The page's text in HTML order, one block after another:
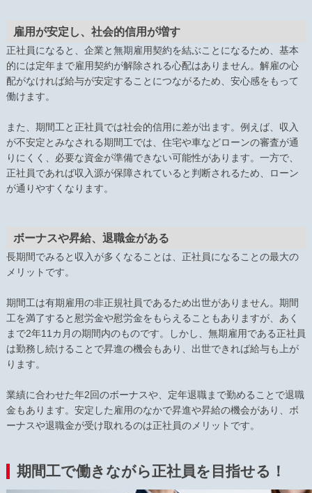
雇用が安定し、社会的信用が増す
正社員になると、企業と無期雇用契約を結ぶことになるため、基本
的には定年まで雇用契約が解除される心配はありません。解雇の心
配がなければ給与が安定することにつながるため、安心感をもって
働けます。
また、期間工と正社員では社会的信用に差が出ます。例えば、収入
が不安定とみなされる期間工では、住宅や車などローンの審査が通
りにくく、必要な資金が準備できない可能性があります。一方で、
正社員であれば収入源が保障されていると判断されるため、ローン
が通りやすくなります。
ボーナスや昇給、退職金がある
長期間でみると収入が多くなることは、正社員になることの最大の
メリットです。
期間工は有期雇用の非正規社員であるため出世がありません。期間
工を満了すると慰労金や慰労金をもらえることもありますが、あく
まで2年11カ月の期間内のものです。しかし、無期雇用である正社員
は勤務し続けることで昇進の機会もあり、出世できれば給与も上が
ります。
業績に合わせた年2回のボーナスや、定年退職まで勤めることで退職
金もあります。安定した雇用のなかで昇進や昇給の機会があり、ボ
ーナスや退職金が受け取れるのは正社員のメリットです。
期間工で働きながら正社員を目指せる！